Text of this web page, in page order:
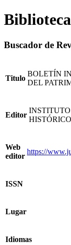
Buscador de
Titulo
BOLETÍN
DEL
Editor
HISTÓRICO
Web
editor
https://
ISSN
Lugar
Idiomas